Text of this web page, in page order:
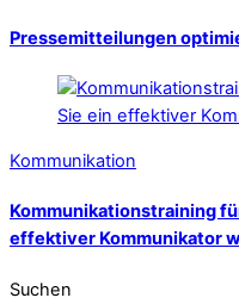
Pressemitteilungen
Kommunikation
Kommunikationstraining
effektiver Kommunikator
Suchen